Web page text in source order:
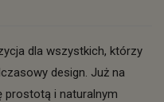
dla wszystkich, którzy
design. Już na
prostotą i naturalnym